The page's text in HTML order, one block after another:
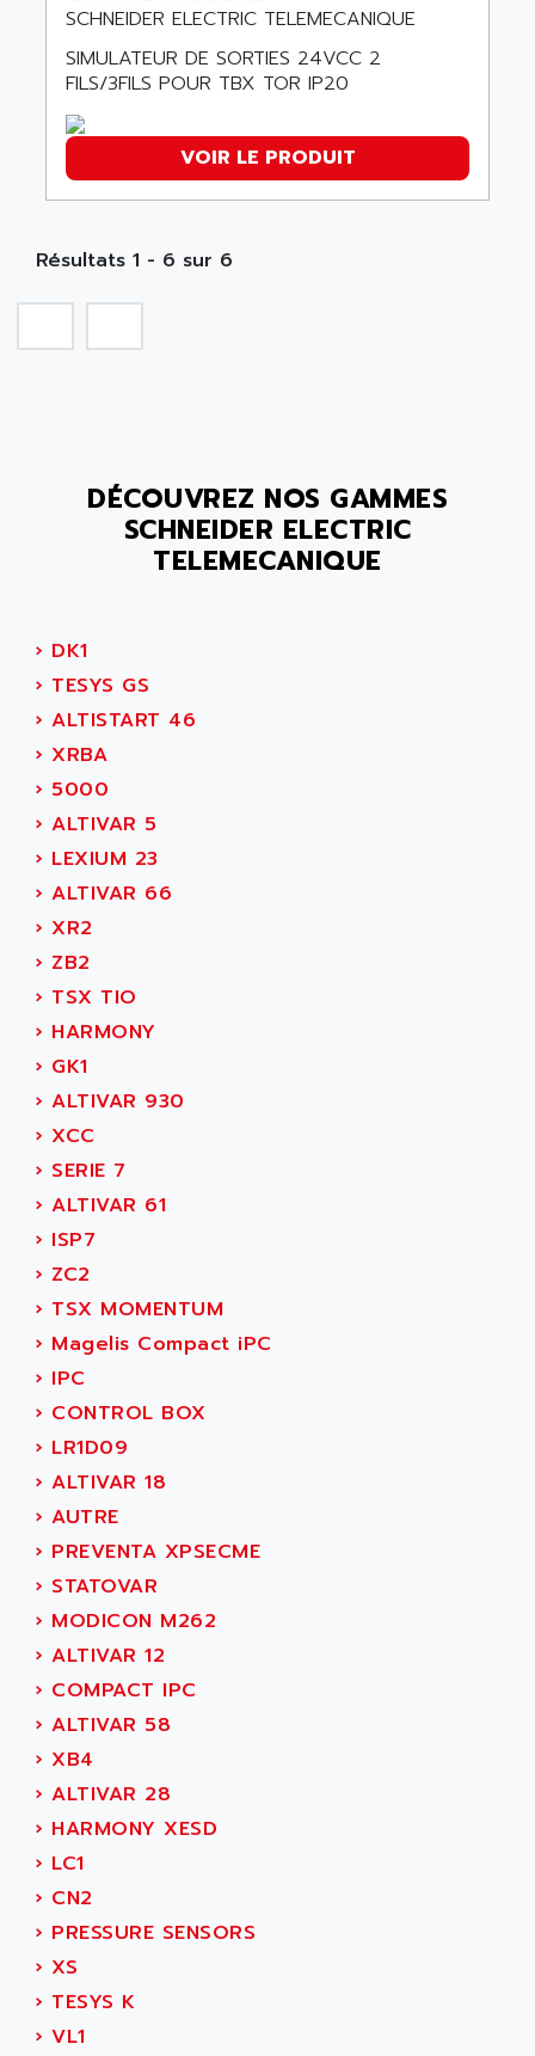
SIMOREG
SINUMERIK 800
SINUMERIK 810
PREVENTA
TWIDO
PCMCIA CARD
TDM
KVR
TVD
SERVO DRIVE
KDS
TDA
BUM
BUS
DIAX 04
DIAX 4
cms3
AMS
R6TXB
MOVITRAC
LEXIUM
SERVVODYN
SERVODYN
SE50
MDLA
MDLS
ACM
PLS514
PLS510
PLS508
SERVOSTAR
AC FEED MOTOR
SIMODRIVE 611
TSX MOMENTUM
NUM 1060
NUM 760
NUM750
NUM750 / NUM760
IPC
C500
ACT KERN
ACTIA
ACTIOMTECH
ACTION PAK
ACTIVA MULLER
ACTIVE HUB
ACTRONIC
ACU-RITE
ADAFRUIT
ADAM
ADAMCZEWSKI
ADAPTATIVE
ADAPTEC
ADAPTORR
ADAS
ADC AUTOMATICA
ADDA
ADDER
ADEPT
ADEPT TECHNOLOGY
ADETEC
ADISCOM
ADITEC
ADL
ADL EUROTECH
ADLINK
ADLINK TECHNOLOGY
ADMV
ADN
ADN PESAGE
ADTECH POWER INC
ADV
ADVANCE
ADVANCE HIVOLT
ADVANCE TAPES
ADVANCED ENERGY
ADVANCED MICRO DEVICES
ADVANCED POWER TECHNOLOGY
ADVANCED UV
ADVANTYS FTM
AE
SCHNEIDER ELECTRIC TELEMECANIQUE
SIMULATEUR DE SORTIES 24VCC 2
FILS/3FILS POUR TBX TOR IP20
VOIR LE PRODUIT
Résultats 1 - 6 sur 6
DÉCOUVREZ NOS GAMMES
SCHNEIDER ELECTRIC
TELEMECANIQUE
› DK1
› TESYS GS
› ALTISTART 46
› XRBA
› 5000
› ALTIVAR 5
› LEXIUM 23
› ALTIVAR 66
› XR2
› ZB2
› TSX TIO
› HARMONY
› GK1
› ALTIVAR 930
› XCC
› SERIE 7
› ALTIVAR 61
› ISP7
› ZC2
› TSX MOMENTUM
› Magelis Compact iPC
› IPC
› CONTROL BOX
› LR1D09
› ALTIVAR 18
› AUTRE
› PREVENTA XPSECME
› STATOVAR
› MODICON M262
› ALTIVAR 12
› COMPACT IPC
› ALTIVAR 58
› XB4
› ALTIVAR 28
› HARMONY XESD
› LC1
› CN2
› PRESSURE SENSORS
› XS
› TESYS K
› VL1